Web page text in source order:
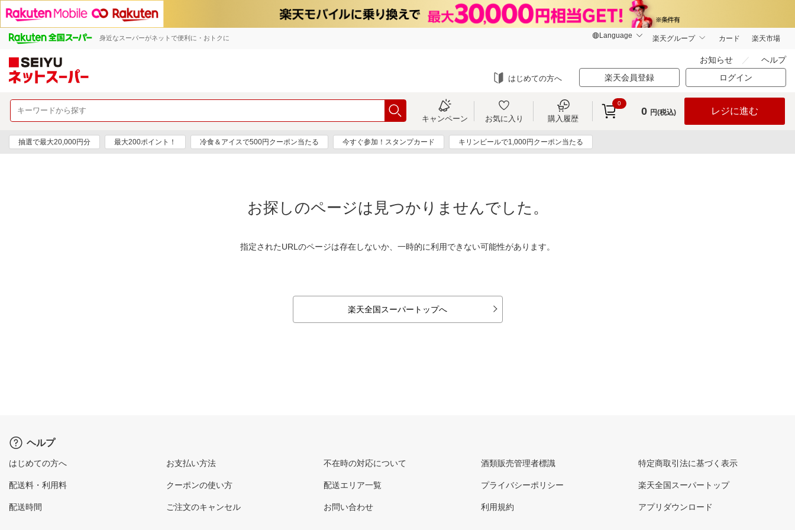
身近なスーパーがネットで便利に・おトクに 楽天グループ カード 楽天市場
お知らせ ヘルプ
はじめての方へ 楽天会員登録 ログイン
キャンペーン お気に入り 購入履歴
0
0 円(税込) レジに進む
抽選で最大20,000円分 最大200ポイント！ 冷食＆アイスで500円クーポン当たる 今すぐ参加！スタンプカード キリンビールで1,000円クーポン当たる
お探しのページは見つかりませんでした。
指定されたURLのページは存在しないか、一時的に利用できない可能性があります。
楽天全国スーパートップへ
ヘルプ
はじめての方へ
配送料・利用料
配送時間
お支払い方法
クーポンの使い方
ご注文のキャンセル
不在時の対応について
配送エリア一覧
お問い合わせ
酒類販売管理者標識
プライバシーポリシー
利用規約
特定商取引法に基づく表示
楽天全国スーパートップ
アプリダウンロード